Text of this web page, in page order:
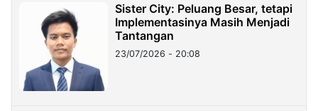
Sister City: Peluang Besar, tetapi
Implementasinya Masih Menjadi
Tantangan
23/07/2026 - 20:08